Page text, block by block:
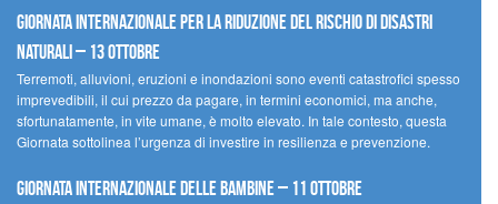
Giornata internazionale per la riduzione del rischio di disastri
naturali – 13 ottobre
Terremoti, alluvioni, eruzioni e inondazioni sono eventi catastrofici spesso
imprevedibili, il cui prezzo da pagare, in termini economici, ma anche,
sfortunatamente, in vite umane, è molto elevato. In tale contesto, questa
Giornata sottolinea l’urgenza di investire in resilienza e prevenzione.
Giornata internazionale delle bambine – 11 ottobre